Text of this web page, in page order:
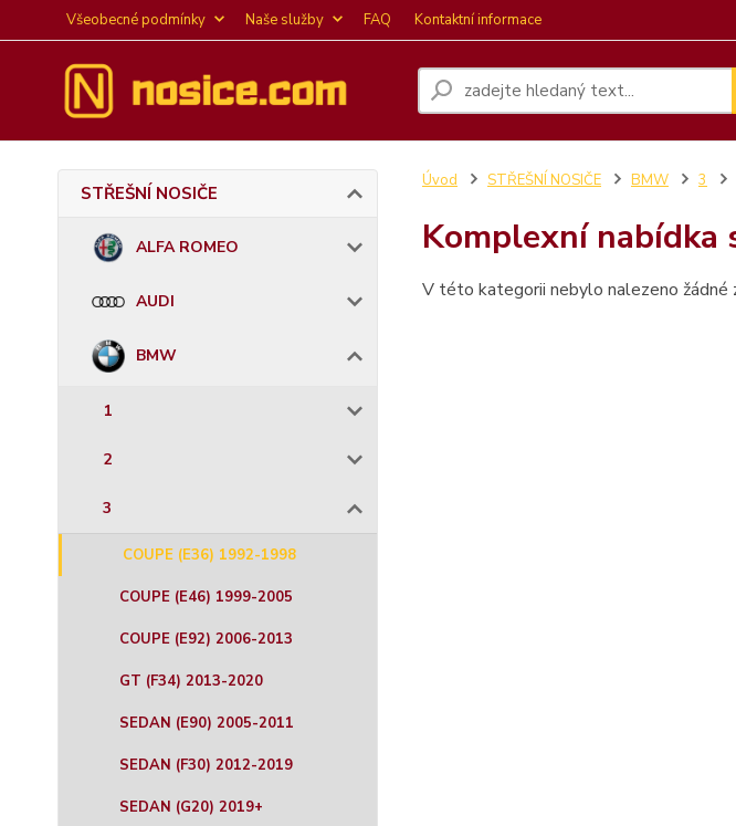
Všeobecné podmínky Naše služby FAQ Kontaktní informace
STŘEŠNÍ NOSIČE
ALFA ROMEO
AUDI
BMW
1
2
3
COUPE (E36) 1992-1998
COUPE (E46) 1999-2005
COUPE (E92) 2006-2013
GT (F34) 2013-2020
SEDAN (E90) 2005-2011
SEDAN (F30) 2012-2019
SEDAN (G20) 2019+
Úvod STŘEŠNÍ NOSIČE BMW 3
Komplexní nabídka
V této kategorii nebylo nalezeno žádné